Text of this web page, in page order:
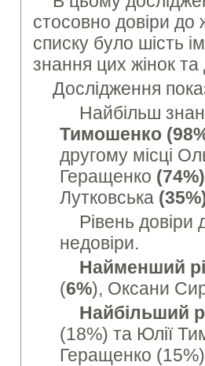
стосовно довіри до
списку було шість
знання цих жінок та
Дослідження
Найбільш
Тимошенко
другому місці
Геращенко (74%)
Лутковська
Рівень довіри
недовіри.
Найменший
(6%), Оксани
Найбільший
(18%) та Юлії
Геращенко (15%)